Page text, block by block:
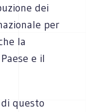
dei
per
la
e il
questo